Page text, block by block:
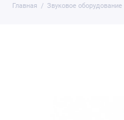
Главная Звуковое оборудование